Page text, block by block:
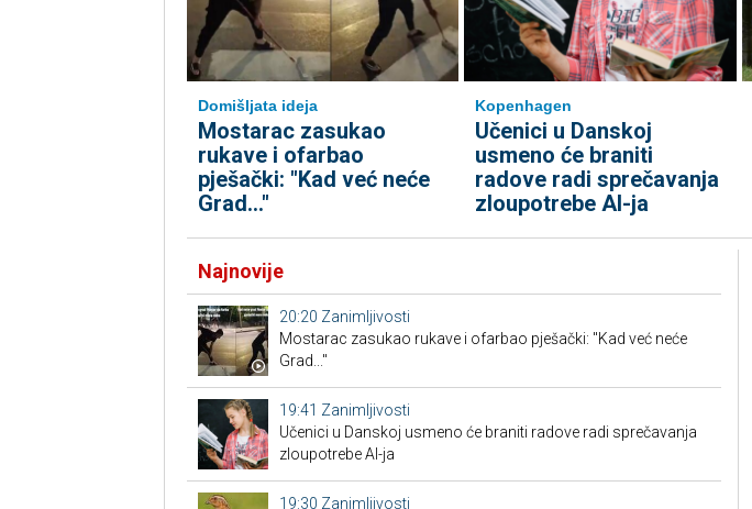
Domišljata ideja
Mostarac zasukao
rukave i ofarbao
pješački: "Kad već neće
Grad..."
Kopenhagen
Učenici u Danskoj
usmeno će braniti
radove radi sprečavanja
zloupotrebe AI-ja
Najnovije
20:20 Zanimljivosti
Mostarac zasukao rukave i ofarbao pješački: "Kad već neće
Grad..."
19:41 Zanimljivosti
Učenici u Danskoj usmeno će braniti radove radi sprečavanja
zloupotrebe AI-ja
19:30 Zanimljivosti